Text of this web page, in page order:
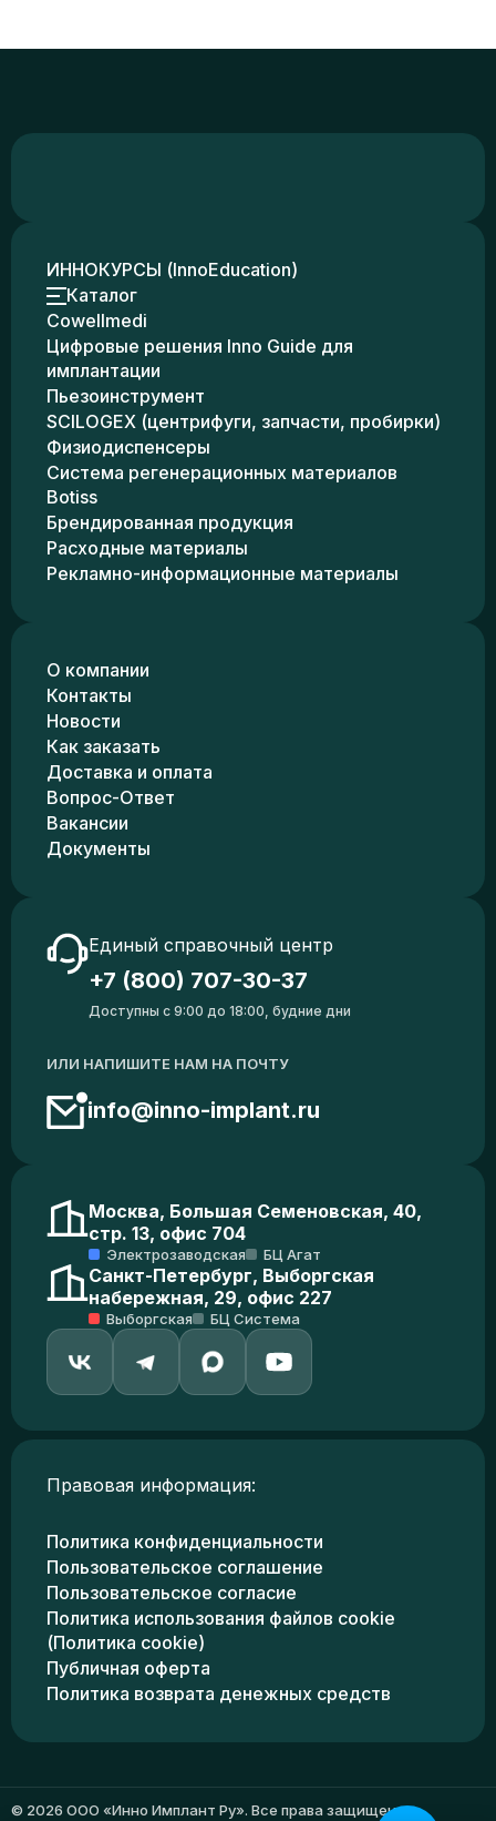
ИННОКУРСЫ (InnoEducation)
Каталог
Cowellmedi
Цифровые решения Inno Guide для
имплантации
Пьезоинструмент
SCILOGEX (центрифуги, запчасти, пробирки)
Физиодиспенсеры
Система регенерационных материалов
Botiss
Брендированная продукция
Расходные материалы
Рекламно-информационные материалы
О компании
Контакты
Новости
Как заказать
Доставка и оплата
Вопрос-Ответ
Вакансии
Документы
Единый справочный центр
+7 (800) 707-30-37
Доступны с 9:00 до 18:00, будние дни
ИЛИ НАПИШИТЕ НАМ НА ПОЧТУ
info@inno-implant.ru
Москва, Большая Семеновская, 40,
стр. 13, офис 704
Электрозаводская БЦ Агат
Санкт-Петербург, Выборгская
набережная, 29, офис 227
Выборгская БЦ Система
Правовая информация:
Политика конфиденциальности
Пользовательское соглашение
Пользовательское согласие
Политика использования файлов cookie
(Политика cookie)
Публичная оферта
Политика возврата денежных средств
© 2026 ООО «Инно Имплант Ру». Все права защищены.